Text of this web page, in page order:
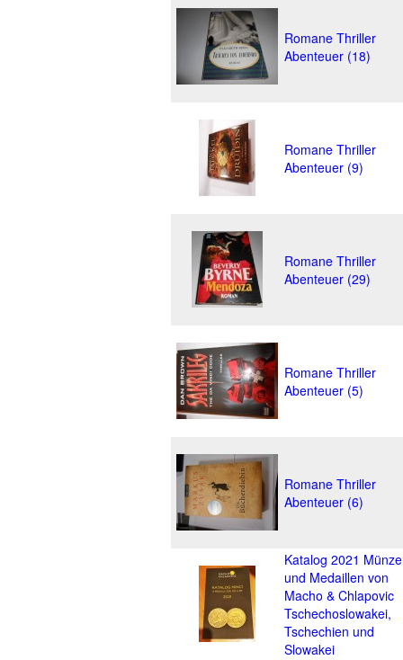
Romane Thriller
Abenteuer (18)
Romane Thriller
Abenteuer (9)
Romane Thriller
Abenteuer (29)
Romane Thriller
Abenteuer (5)
Romane Thriller
Abenteuer (6)
Katalog 2021
und Medaillen von
Macho & Chlapovic
Tschechoslowakei,
Tschechien und
Slowakei